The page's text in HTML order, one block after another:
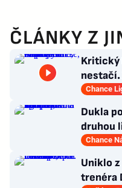
ČLÁNKY Z
Kritický
nestačí.
Chance
Dukla
druhou
Ústí a
Chance
Uniklo
trenéra